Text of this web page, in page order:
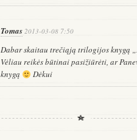
Tomas 2013-03-08 7:50
Dabar skaitau trečiąją trilogijos knygą
Vėliau reikės būtinai pasižiūrėti, ar
knygą
Dėkui